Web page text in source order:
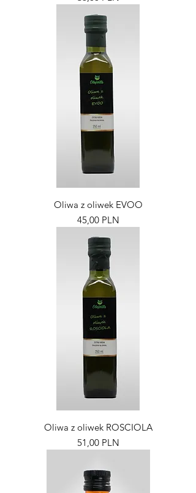
Oliwa z oliwek EVOO
Pris
45,00 PLN
Oliwa z oliwek ROSCIOLA
Pris
51,00 PLN